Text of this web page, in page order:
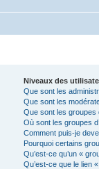
Niveaux des
Que sont les
Que sont les
Que sont les groupes
Où sont les groupes
Comment puis-je
Pourquoi certains
Qu’est-ce qu’un «
Qu’est-ce que le lien «